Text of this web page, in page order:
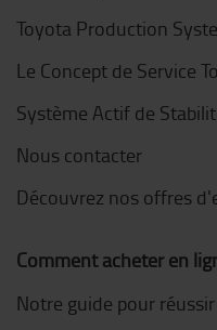
Toyota Production
Le Concept de Service
Système Actif de
Nous contacter
Découvrez nos offres
Comment acheter en
Notre guide pour